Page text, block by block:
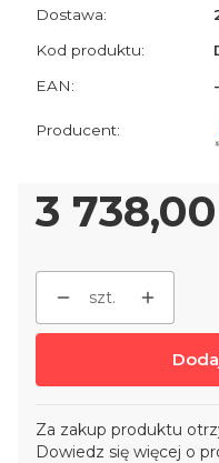
Dostawa:
Kod produktu:
EAN:
-
Cena
3 738,00
szt.
Za zakup produktu
Dowiedz się więcej o